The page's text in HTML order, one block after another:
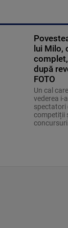
lui Milo,
după
FOTO
Un cal
vederea i-
spectatori
competiții
concursuri.